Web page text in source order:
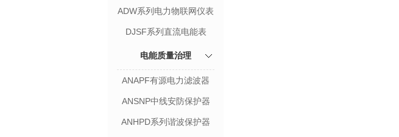
ADW系列电力物联网仪表
DJSF系列直流电能表
电能质量治理
ANAPF有源电力滤波器
ANSNP中线安防保护器
ANHPD系列谐波保护器